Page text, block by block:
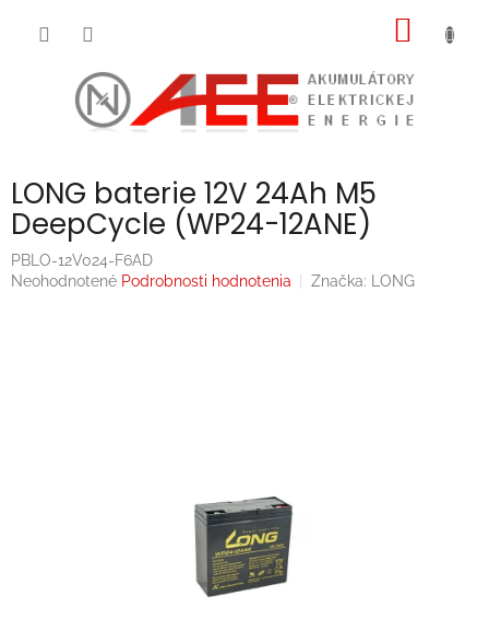
LONG baterie 12V 24Ah M5
DeepCycle (WP24-12ANE)
PBLO-12V024-F6AD
Priemerné
Neohodnotené Podrobnosti hodnotenia Značka: LONG